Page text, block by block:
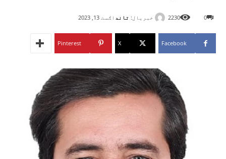
خبریال: تاند اګست 13, 2023 0
2230
Facebook
X
Pinterest